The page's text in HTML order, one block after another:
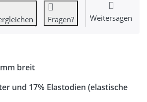
Fragen? Weitersagen
breit
und 17% Elastodien (elastische